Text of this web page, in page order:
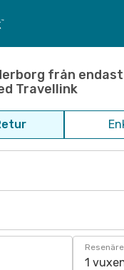
från endast
Travellink
1